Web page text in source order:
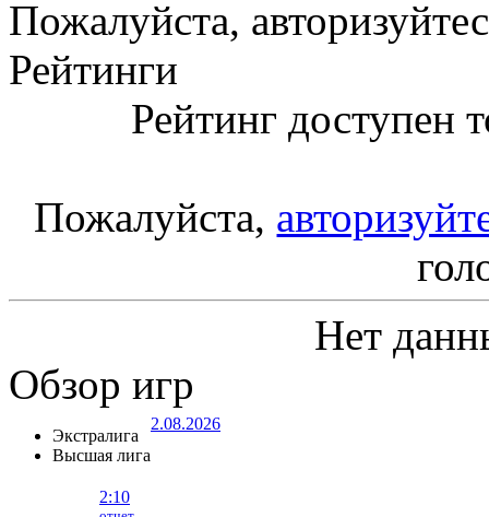
Пожалуйста,
Рейтинги
Рейтинг доступен
Пожалуйста,
Нет
Обзор игр
Экстралига
Высшая лига
2.08.2026
2:10